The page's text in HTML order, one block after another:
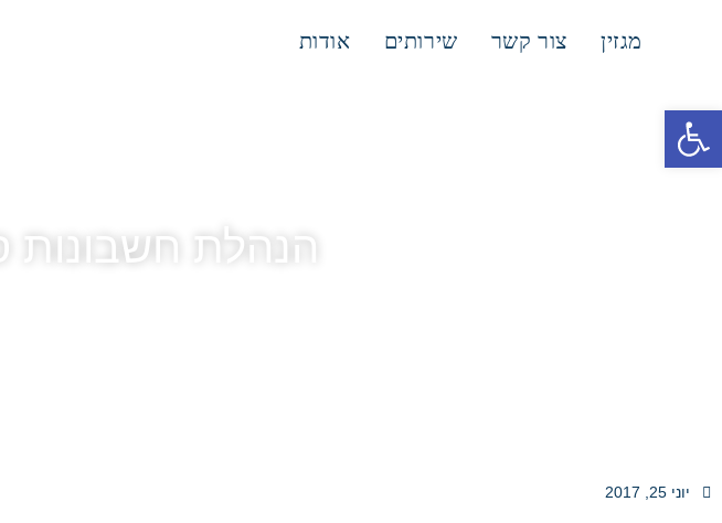
אודות שירותים צור קשר מגזין
הנהלת חשבונות סוג
יוני 25, 2017
פתח סרגל נגישות